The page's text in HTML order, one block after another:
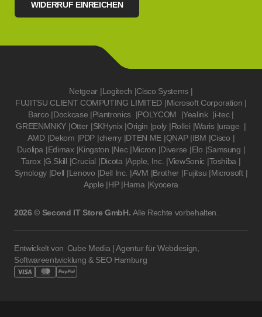
WIDERRUF EINREICHEN
Netgear |Logitech |Cisco Systems |
FUJITSU CLIENT COMPUTING LIMITED |Microsoft Corporation |
Barco |Dockcase |Plantronics |POLYCOM |Yealink |i-tec |
GREENMNKY |Otter |SKHynix |Origin |poly |Rollei |Waris |urage |
AMD |Dekom |PDP |cherry |DTEN ME |QNAP |IBM |Cisco |
Duolipa |Edimax |Kingston |Nec |Micron |Diverse |Elo |Samsung |
Tarox |G.Skill |Crucial |Dicota |Apple, Inc. |ViewSonic |Toshiba |
Synology |Dell |Lenovo |Dell Inc. |AVM |Brother |Fujitsu |Microsoft |
Apple |HP |Hama |Kyocera
2026 © Second IT Store GmbH. Alle Rechte vorbehalten.
Entwickelt von Cube Media | Agentur für Webdesign,
Softwareentwicklung & SEO Hamburg